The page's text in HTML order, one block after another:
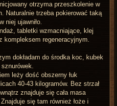
otrzyma przeszkolenie w
Naturalnie trzeba pokierować taką
niej ujawniło.
tabletki wzmacniające, klej
kompleksem regeneracyjnym.
dokładam do środka koc, kubek
leży dość obszerny łuk
40-43 kilogramów. Bez strzał
znajduje się cała masa
się tam również łoże i